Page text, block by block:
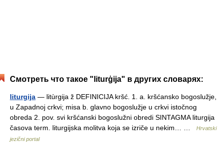
Смотреть что такое "liturģija" в других словарях:
liturgija — litùrgija ž DEFINICIJA kršć. 1. a. kršćansko bogoslužje,
u Zapadnoj crkvi; misa b. glavno bogoslužje u crkvi istočnog
obreda 2. pov. svi kršćanski bogoslužni obredi SINTAGMA liturgija
časova term. liturgijska molitva koja se izriče u nekim… …
Hrvatski
jezični portal